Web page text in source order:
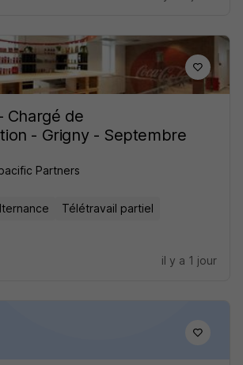
Chargé de
- Grigny - Septembre
Partners
Télétravail partiel
il y a 1 jour